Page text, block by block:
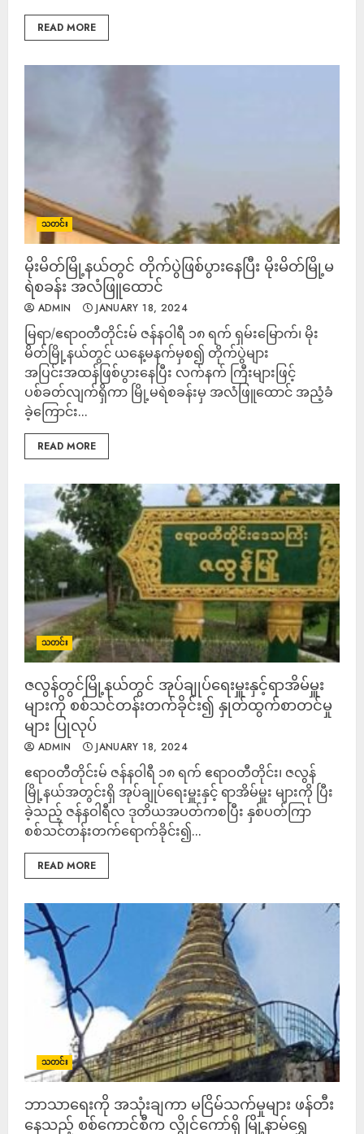
READ MORE
သတင်း
မိုးမိတ်မြို့နယ်တွင် တိုက်ပွဲဖြစ်ပွားနေပြီး မိုးမိတ်မြို့မ
ရဲစခန်း အလံဖြူထောင်
ADMIN JANUARY 18, 2024
မြရာ/ဧရာ၀တီတိုင်းမ် ဇန်နဝါရီ ၁၈ ရက် ရှမ်းမြောက်၊ မိုး
မိတ်မြို့နယ်တွင် ယနေ့မနက်မှစ၍ တိုက်ပွဲများ
အပြင်းအထန်ဖြစ်ပွားနေပြီး လက်နက် ကြီးများဖြင့်
ပစ်ခတ်လျက်ရှိကာ မြို့မရဲစခန်းမှ အလံဖြူထောင် အညံ့ခံ
ခဲ့ကြောင်း...
READ MORE
သတင်း
ဇလွန်တွင်မြို့နယ်တွင် အုပ်ချုပ်ရေးမှူးနှင့်ရာအိမ်မှူး
များကို စစ်သင်တန်းတက်ခိုင်း၍ နှုတ်ထွက်စာတင်မှု
များ ပြုလုပ်
ADMIN JANUARY 18, 2024
ဧရာဝတီတိုင်းမ် ဇန်နဝါရီ ၁၈ ရက် ဧရာဝတီတိုင်း၊ ဇလွန်
မြို့နယ်အတွင်းရှိ အုပ်ချုပ်ရေးမှူးနှင့် ရာအိမ်မှူး များကို ပြီး
ခဲ့သည့် ဇန်နဝါရီလ ဒုတိယအပတ်ကစပြီး နှစ်ပတ်ကြာ
စစ်သင်တန်းတက်ရောက်ခိုင်း၍...
READ MORE
သတင်း
ဘာသာရေးကို အသုံးချကာ မငြိမ်သက်မှုများ ဖန်တီး
နေသည့် စစ်ကောင်စီက လွိုင်ကော်ရှိ မြို့နာမ်ရွှေ